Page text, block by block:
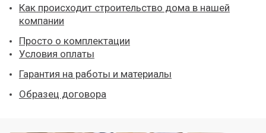
Как происходит строительство дома в нашей
компании
Просто о комплектации
Условия оплаты
Гарантия на работы и материалы
Образец договора